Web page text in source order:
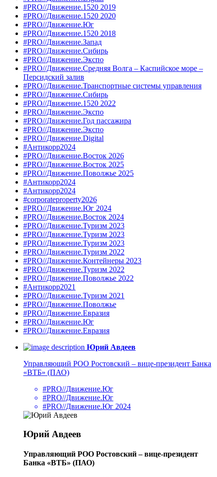
#PRO//Движение.1520 2019
#PRO//Движение.1520 2020
#PRO//Движение.Юг
#PRO//Движение.1520 2018
#PRO//Движение.Запад
#PRO//Движение.Сибирь
#PRO//Движение.Экспо
#PRO//Движение.Средняя Волга – Каспийское море –
Персидский залив
#PRO//Движение.Транспортные системы управления
#PRO//Движение.Сибирь
#PRO//Движение.1520 2022
#PRO//Движение.Экспо
#PRO//Движение.Год пассажира
#PRO//Движение.Экспо
#PRO//Движение.Digital
#Антикорр2024
#PRO//Движение.Восток 2026
#PRO//Движение.Восток 2025
#PRO//Движение.Поволжье 2025
#Антикорр2024
#Антикорр2024
#corporateproperty2026
#PRO//Движение.Юг 2024
#PRO//Движение.Восток 2024
#PRO//Движение.Туризм 2023
#PRO//Движение.Туризм 2023
#PRO//Движение.Туризм 2023
#PRO//Движение.Туризм 2022
#PRO//Движение.Контейнеры 2023
#PRO//Движение.Туризм 2022
#PRO//Движение.Поволжье 2022
#Антикорр2021
#PRO//Движение.Туризм 2021
#PRO//Движение.Поволжье
#PRO//Движение.Евразия
#PRO//Движение.Юг
#PRO//Движение.Евразия
Юрий Авдеев
Управляющий РОО Ростовский – вице-президент Банка
«ВТБ» (ПАО)
#PRO//Движение.Юг
#PRO//Движение.Юг
#PRO//Движение.Юг 2024
Юрий Авдеев
Управляющий РОО Ростовский – вице-президент
Банка «ВТБ» (ПАО)